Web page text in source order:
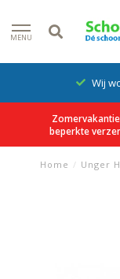
MENU
Wij
beperkte
Home / Unger